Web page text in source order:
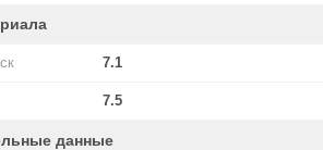
7.1
7.5
данные